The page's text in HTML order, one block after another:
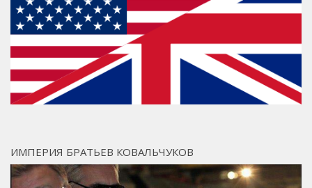
ИМПЕРИЯ БРАТЬЕВ КОВАЛЬЧУКОВ